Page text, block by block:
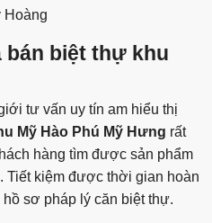
Hoàng
biệt thự khu
tư vấn uy tín am hiểu thị
Mỹ Hào Phú Mỹ Hưng rất
hàng tìm được sản phẩm
Tiết kiệm được thời gian hoàn
sơ pháp lý căn biệt thự.